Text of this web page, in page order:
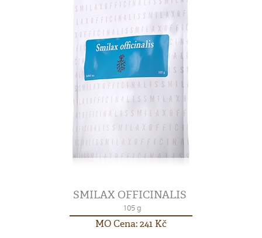
SMILAX OFFICINALIS
105 g
MO Cena: 241 Kč